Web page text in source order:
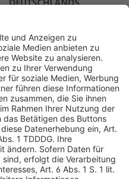
Impressum
Compliance